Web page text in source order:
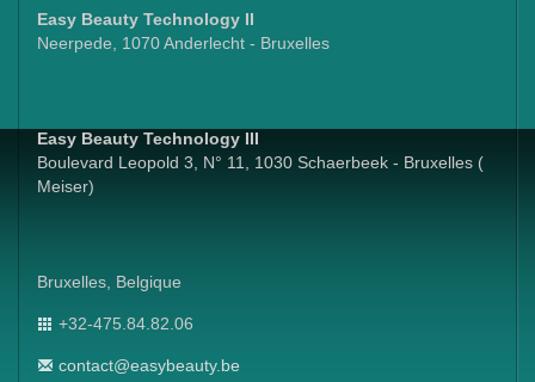
Easy Beauty Technology II
Neerpede, 1070 Anderlecht - Bruxelles
Easy Beauty Technology III
Boulevard Leopold 3, N° 11, 1030 Schaerbeek - Bruxelles (
Meiser)
Bruxelles, Belgique
+32-475.84.82.06
contact@easybeauty.be